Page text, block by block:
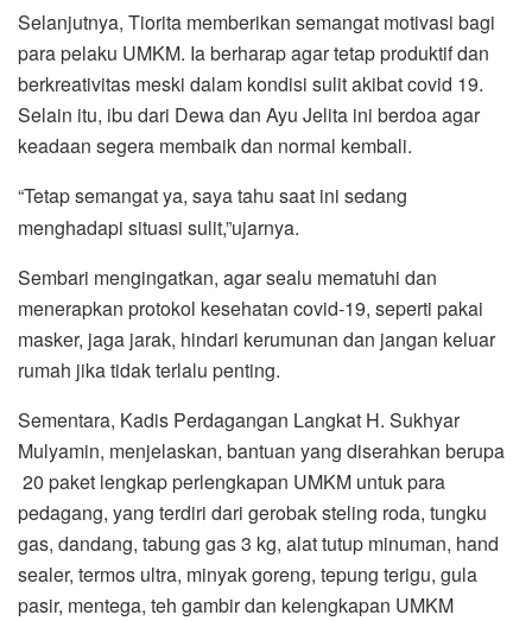
Selanjutnya, Tiorita memberikan semangat motivasi bagi
para pelaku UMKM. Ia berharap agar tetap produktif dan
berkreativitas meski dalam kondisi sulit akibat covid 19.
Selain itu, ibu dari Dewa dan Ayu Jelita ini berdoa agar
keadaan segera membaik dan normal kembali.
“Tetap semangat ya, saya tahu saat ini sedang
menghadapi situasi sulit,”ujarnya.
Sembari mengingatkan, agar sealu mematuhi dan
menerapkan protokol kesehatan covid-19, seperti pakai
masker, jaga jarak, hindari kerumunan dan jangan keluar
rumah jika tidak terlalu penting.
Sementara, Kadis Perdagangan Langkat H. Sukhyar
Mulyamin, menjelaskan, bantuan yang diserahkan berupa
20 paket lengkap perlengkapan UMKM untuk para
pedagang, yang terdiri dari gerobak steling roda, tungku
gas, dandang, tabung gas 3 kg, alat tutup minuman, hand
sealer, termos ultra, minyak goreng, tepung terigu, gula
pasir, mentega, teh gambir dan kelengkapan UMKM